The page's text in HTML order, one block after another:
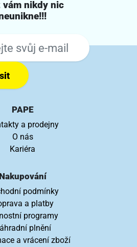
vám nikdy nic
PAPE
a prodejny
O nás
Kariéra
Nakupování
podmínky
a platby
programy
plnění
a vrácení zboží